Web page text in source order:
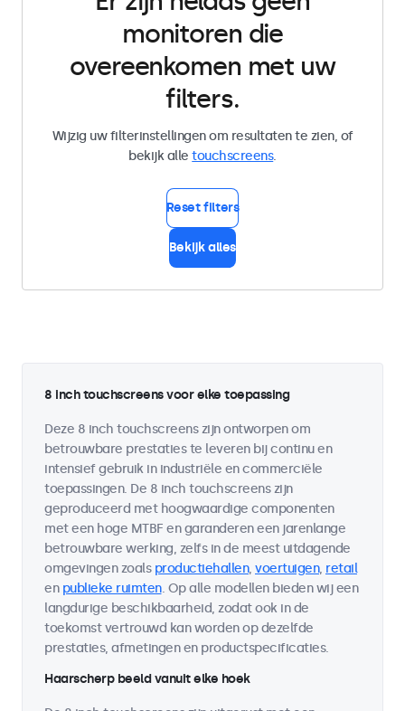
monitoren die
overeenkomen met uw
filters.
Wijzig uw filterinstellingen om resultaten te zien, of
bekijk alletouchscreens.
Reset filters
Bekijk alles
8 inch touchscreens voor elke toepassing
Deze 8 inch touchscreens zijn ontworpen om
betrouwbare prestaties te leveren bij continu en
intensief gebruik in industriële en commerciële
toepassingen. De 8 inch touchscreens zijn
geproduceerd met hoogwaardige componenten
met een hoge MTBF en garanderen een jarenlange
betrouwbare werking, zelfs in de meest uitdagende
omgevingen zoals productiehallen, voertuigen, retail
en publieke ruimten. Op alle modellen bieden wij een
langdurige beschikbaarheid, zodat ook in de
toekomst vertrouwd kan worden op dezelfde
prestaties, afmetingen en productspecificaties.
Haarscherp beeld vanuit elke hoek